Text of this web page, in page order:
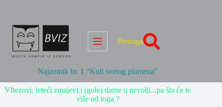
Pretraga
Najamnik br. 1 “Kult svetog plamena”
VItezovi, leteći zmajevi i (gole) dame u nevolji...pa šta će te
više od toga ?